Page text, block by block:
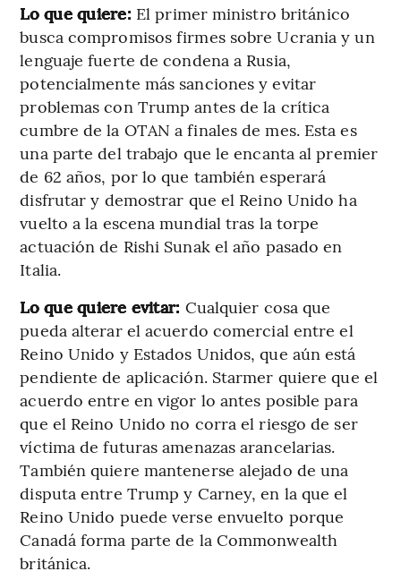
Lo que quiere: El primer ministro británico
busca compromisos firmes sobre Ucrania y un
lenguaje fuerte de condena a Rusia,
potencialmente más sanciones y evitar
problemas con Trump antes de la crítica
cumbre de la OTAN a finales de mes. Esta es
una parte del trabajo que le encanta al premier
de 62 años, por lo que también esperará
disfrutar y demostrar que el Reino Unido ha
vuelto a la escena mundial tras la torpe
actuación de Rishi Sunak el año pasado en
Italia.
Lo que quiere evitar: Cualquier cosa que
pueda alterar el acuerdo comercial entre el
Reino Unido y Estados Unidos, que aún está
pendiente de aplicación. Starmer quiere que el
acuerdo entre en vigor lo antes posible para
que el Reino Unido no corra el riesgo de ser
víctima de futuras amenazas arancelarias.
También quiere mantenerse alejado de una
disputa entre Trump y Carney, en la que el
Reino Unido puede verse envuelto porque
Canadá forma parte de la Commonwealth
británica.